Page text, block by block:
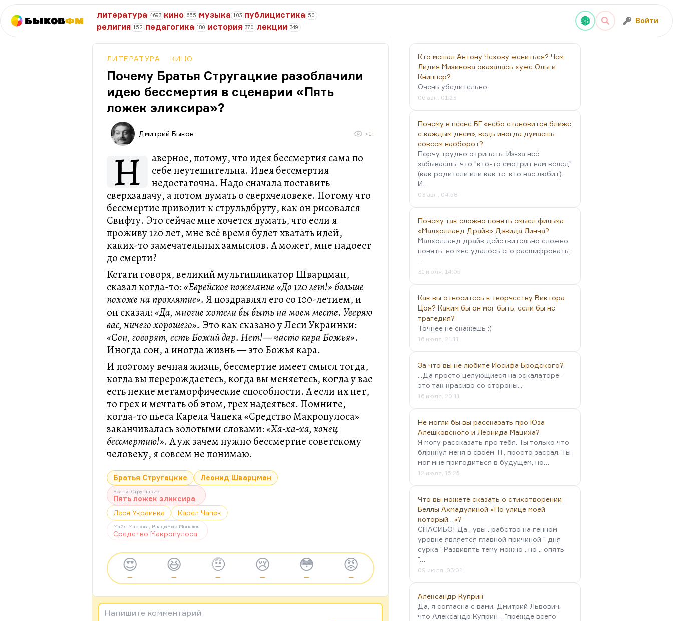
БыковФМ
литература 4693 кино 655 музыка 103 публицистика 50
религия 152 педагогика 180 история 370 лекции 349
Войти
ЛИТЕРАТУРА КИНО
Почему Братья Стругацкие разоблачили
идею бессмертия в сценарии «Пять
ложек эликсира»?
Дмитрий Быков >1т
Н
аверное, потому, что идея бессмертия сама по
себе неутешительна. Идея бессмертия
недостаточна. Надо сначала поставить
сверхзадачу, а потом думать о сверхчеловеке. Потому что
бессмертие приводит к струльдбругу, как он рисовался
Свифту. Это сейчас мне хочется думать, что если я
проживу 120 лет, мне всё время будет хватать идей,
каких-то замечательных замыслов. А может, мне надоест
до смерти?
Кстати говоря, великий мультипликатор Шварцман,
сказал когда-то:«Еврейское пожелание «До 120 лет!» больше
похоже на проклятие». Я поздравлял его со 100-летием, и
он сказал:«Да, многие хотели бы быть на моем месте. Уверяю
вас, ничего хорошего». Это как сказано у Леси Украинки:
«Сон, говорят, есть Божий дар. Нет!— часто кара Божья».
Иногда сон, а иногда жизнь — это Божья кара.
И поэтому вечная жизнь, бессмертие имеет смысл тогда,
когда вы перерождаетесь, когда вы меняетесь, когда у вас
есть некие метаморфические способности. А если их нет,
то грех и мечтать об этом, грех надеяться. Помните,
когда-то пьеса Карела Чапека «Средство Макропулоса»
заканчивалась золотыми словами:«Ха-ха-ха, конец
бессмертию!». А уж зачем нужно бессмертие советскому
человеку, я совсем не понимаю.
Братья Стругацкие Леонид Шварцман
Братья Стругацкие
Пять ложек эликсира
Леся Украинка
Карел Чапек
Майя Маркова, Владимир Монахов
Средство Макропулоса
😍
—
😆
—
🤨
—
😢
—
😳
—
😡
—
Напишите комментарий
Кто мешал Антону Чехову жениться? Чем
Лидия Мизинова оказалась хуже Ольги
Книппер?
Очень убедительно.
06 авг., 01:23
Почему в песне БГ «небо становится ближе
с каждым днем», ведь иногда думаешь
совсем наоборот?
Порчу трудно отрицать. Из-за неё
забываешь, что "кто-то смотрит нам вслед"
(как родители или как те, кто нас любит).
И…
03 авг., 04:58
Почему так сложно понять смысл фильма
«Малхолланд Драйв» Дэвида Линча?
Малхолланд драйв действительно сложно
понять, но мне удалось его расшифровать:
31 июля, 14:05
Как вы относитесь к творчеству Виктора
Цоя? Каким бы он мог быть, если бы не
трагедия?
Точнее не скажешь :(
16 июля, 21:11
За что вы не любите Иосифа Бродского?
...Да просто целующиеся на эскалаторе -
это так красиво со стороны...
16 июля, 20:11
Не могли бы вы рассказать про Юза
Алешковского и Леонида Мациха?
Я могу рассказать про тебя. Ты только что
блркнул меня в своём ТГ, просто зассал. Ты
мог мне пригодиться в будущем, но…
12 июля, 15:25
Что вы можете сказать о стихотворении
Беллы Ахмадулиной «По улице моей
который…»?
СПАСИБО! Да , увы . рабство на генном
уровне является главной причиной " дня
сурка ".Развивпть тему можно , но .. опять
"…
09 июля, 03:01
Александр Куприн
Да, я согласна с вами, Дмитрий Львович,
что Александр Куприн - "прежде всего